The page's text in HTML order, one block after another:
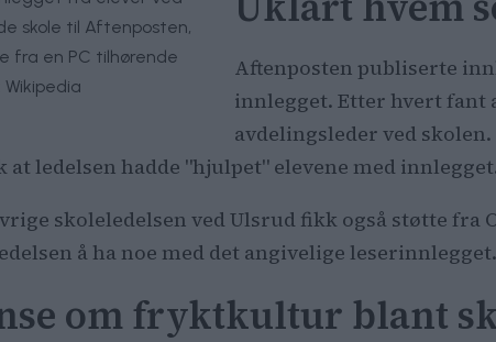
skole til Aftenposten,
fra en PC tilhørende
Wikipedia
Aftenposten publiserte
innlegget. Etter hvert fant
avdelingsleder ved
at ledelsen hadde "hjulpet" elevene med
skoleledelsen ved Ulsrud fikk også støtte
å ha noe med det angivelige leserinnlegget.
om fryktkultur blant